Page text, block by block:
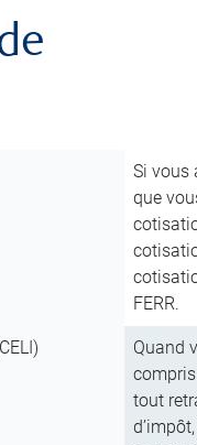
Si vous
que
FERR.
Quand
tout